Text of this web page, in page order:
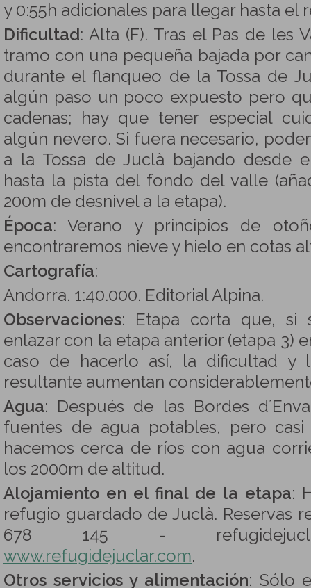
y 0:55h adicionales para llegar hasta el
Dificultad: Alta (F). Tras el Pas de les
tramo con una pequeña bajada por
durante el flanqueo de la Tossa de
algún paso un poco expuesto pero
cadenas; hay que tener especial
algún nevero. Si fuera necesario,
a la Tossa de Juclà bajando desde
hasta la pista del fondo del valle
200m de desnivel a la etapa).
Época: Verano y principios de
encontraremos nieve y hielo en cotas
Cartografía:
Andorra. 1:40.000. Editorial Alpina.
Observaciones: Etapa corta que, si
enlazar con la etapa anterior (etapa 3)
caso de hacerlo así, la dificultad y
resultante aumentan
Agua: Después de las Bordes
fuentes de agua potables, pero
hacemos cerca de ríos con agua
los 2000m de altitud.
Alojamiento en el final de la etapa:
refugio guardado de Juclà. Reservas
678 145 -
www.refugidejuclar.com.
Otros servicios y alimentación: Sólo